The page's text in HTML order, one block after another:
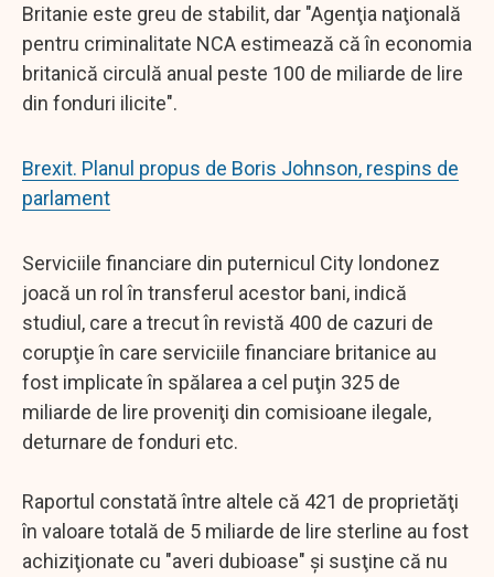
Britanie este greu de stabilit, dar "Agenţia naţională
pentru criminalitate NCA estimează că în economia
britanică circulă anual peste 100 de miliarde de lire
din fonduri ilicite".
Brexit. Planul propus de Boris Johnson, respins de
parlament
Serviciile financiare din puternicul City londonez
joacă un rol în transferul acestor bani, indică
studiul, care a trecut în revistă 400 de cazuri de
corupţie în care serviciile financiare britanice au
fost implicate în spălarea a cel puţin 325 de
miliarde de lire proveniţi din comisioane ilegale,
deturnare de fonduri etc.
Raportul constată între altele că 421 de proprietăţi
în valoare totală de 5 miliarde de lire sterline au fost
achiziţionate cu "averi dubioase" şi susţine că nu